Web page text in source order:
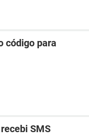
código para
SMS